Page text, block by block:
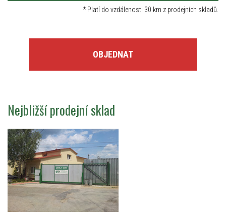
*Platí do vzdálenosti 30 km z prodejních skladů.
OBJEDNAT
Nejbližší prodejní sklad